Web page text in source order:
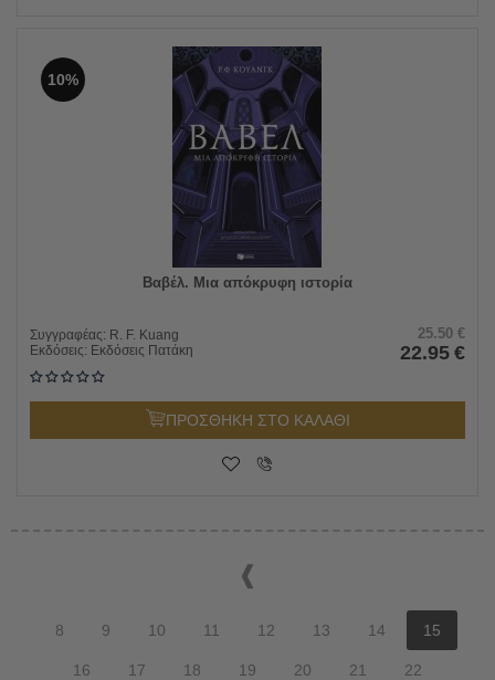
10%
Βαβέλ. Μια απόκρυφη ιστορία
Συγγραφέας: R. F. Kuang
Εκδόσεις: Εκδόσεις Πατάκη
25.50 €
22.95 €
ΠΡΟΣΘΗΚΗ ΣΤΟ ΚΑΛΑΘΙ
8 9 10 11 12 13 14 15
16 17 18 19 20 21 22